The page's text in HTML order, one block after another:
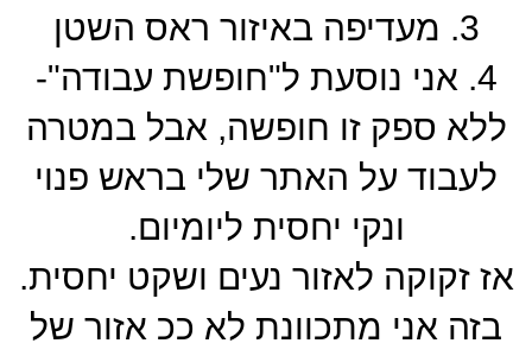
3. מעדיפה באיזור ראס השטן
4. אני נוסעת ל"חופשת עבודה"-
ללא ספק זו חופשה, אבל במטרה
לעבוד על האתר שלי בראש פנוי
ונקי יחסית ליומיום.
אז זקוקה לאזור נעים ושקט יחסית.
בזה אני מתכוונת לא ככ אזור של